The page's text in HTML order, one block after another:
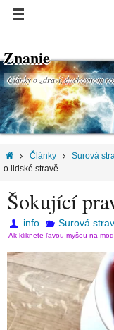
Znanie
Články o zdraví, duchovnom
Články Surová
o lidské stravě
Šokující
info Surová
Ak kliknete ľavou myšou na